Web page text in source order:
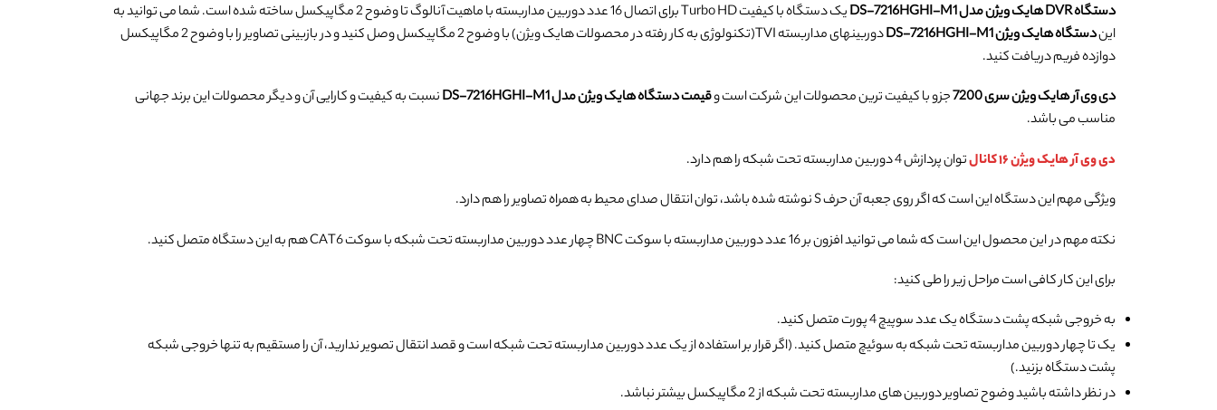
دستگاه DVR هایک ویژن مدل DS-7216HGHI-M1
یک دستگاه با کیفیت Turbo HD برای اتصال 16 عدد دوربین مداربسته با ماهیت آنالوگ تا وضوح 2 مگاپیکسل ساخته شده است. شما می توانید به
ایندستگاه هایک ویژن DS-7216HGHI-M1
دوربینهای مداربسته TVI(تکنولوژی به کار رفته در محصولات هایک ویژن) با وضوح 2 مگاپیکسل وصل کنید و در بازبینی تصاویر را با وضوح 2 مگاپیکسل
دوازده فریم دریافت کنید.
دی وی آر هایک ویژن سری 7200
جزو با کیفیت ترین محصولات این شرکت است وقیمت دستگاه هایک ویژن مدل DS-7216HGHI-M1
نسبت به کیفیت و کارایی آن و دیگر محصولات این برند جهانی
مناسب می باشد.
دی وی آر هایک ویژن ۱۶ کانال
توان پردازش 4 دوربین مداربسته تحت شبکه را هم دارد.
ویژگی مهم این دستگاه این است که اگر روی جعبه آن حرف S نوشته شده باشد، توان انتقال صدای محیط به همراه تصاویر را هم دارد.
نکته مهم در این محصول این است که شما می توانید افزون بر 16 عدد دوربین مداربسته با سوکت BNC چهار عدد دوربین مداربسته تحت شبکه با سوکت CAT6 هم به این دستگاه متصل کنید.
برای این کار کافی است مراحل زیر را طی کنید:
به خروجی شبکه پشت دستگاه یک عدد سوپیچ 4 پورت متصل کنید.
یک تا چهار دوربین مداربسته تحت شبکه به سوئیچ متصل کنید. (اگر قرار بر استفاده از یک عدد دوربین مداربسته تحت شبکه است و قصد انتقال تصویر ندارید، آن را مستقیم به تنها خروجی شبکه
پشت دستگاه بزنید.)
در نظر داشته باشید وضوح تصاویر دوربین های مداربسته تحت شبکه از 2 مگاپیکسل بیشتر نباشد.